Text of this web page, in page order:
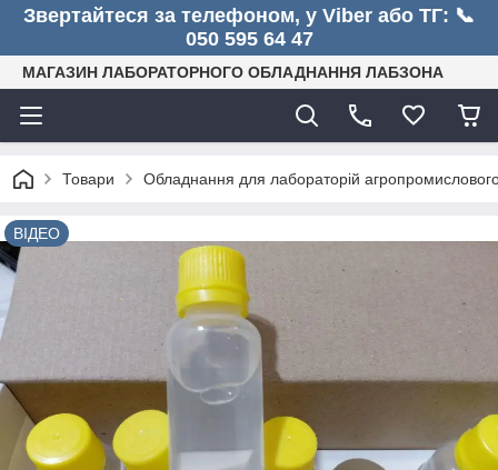
Звертайтеся за телефоном, у Viber або ТГ: 📞
050 595 64 47
МАГАЗИН ЛАБОРАТОРНОГО ОБЛАДНАННЯ ЛАБЗОНА
Товари Обладнання для лабораторій
ВІДЕО